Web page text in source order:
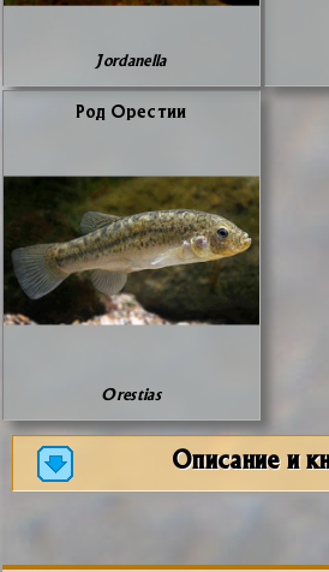
Jordanella
Род Оре­стии
Orestias
Описание и